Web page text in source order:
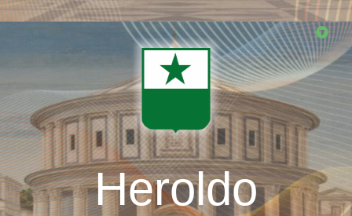
Skip
Heroldo